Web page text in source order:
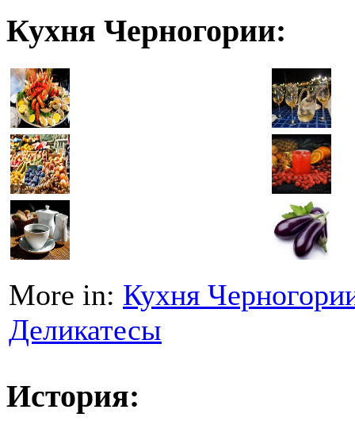
Кухня Черногории:
More in: Кухня
Деликатесы
История: